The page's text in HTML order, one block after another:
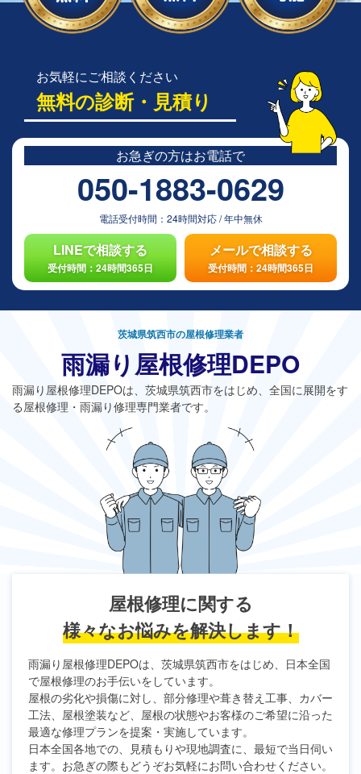
お気軽にご相談ください
無料の診断・見積り
お急ぎの方はお電話で
050-1883-0629
電話受付時間： 24時間対応/年中無休
LINEで相談する
受付時間：24時間365日
メールで相談する
受付時間：24時間365日
茨城県筑西市の屋根修理業者
雨漏り屋根修理DEPO
雨漏り屋根修理DEPOは、茨城県筑西市をはじめ、全国に展開をす
る屋根修理・雨漏り修理専門業者です。
屋根修理に関する
様々なお悩みを解決します！
雨漏り屋根修理DEPOは、茨城県筑西市をはじめ、日本全国
で屋根修理のお手伝いをしています。
屋根の劣化や損傷に対し、部分修理や葺き替え工事、カバー
工法、屋根塗装など、屋根の状態やお客様のご希望に沿った
最適な修理プランを提案・実施しています。
日本全国各地での、見積もりや現地調査に、最短で当日伺い
ます。お急ぎの際もどうぞお気軽にお問い合わせください。